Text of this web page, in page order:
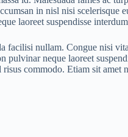
in nisl nisi
laoreet suspendisse
nullam. Congue nisi
neque laoreet
commodo. Etiam sit